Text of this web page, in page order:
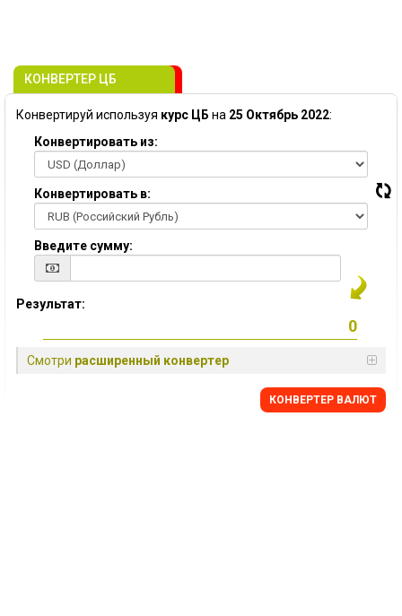
КОНВЕРТЕР ЦБ
Конвертируй используя курс ЦБ на 25 Октябрь 2022:
Конвертировать из:
Конвертировать в:
Введите сумму:
Результат:
Смотри расширенный конвертер
КОНВЕРТЕР ВАЛЮТ